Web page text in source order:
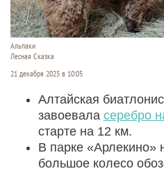
Альпаки
Лесная Сказка
21 декабря 2025 в 10:05
Алтайская
завоевала серебро
старте на 12 км.
В парке «Арлекино»
большое колесо